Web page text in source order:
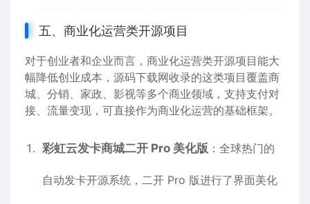
五、商业化运营类开源项目
对于创业者和企业而言，商业化运营类开源项目能大
幅降低创业成本，源码下载网收录的这类项目覆盖商
城、分销、家政、影视等多个商业领域，支持支付对
接、流量变现，可直接作为商业化运营的基础框架。
彩虹云发卡商城二开 Pro 美化版 ：全球热门的
自动发卡开源系统，二开 Pro 版进行了界面美化